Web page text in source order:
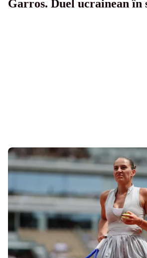
Garros. Duel ucrainean în